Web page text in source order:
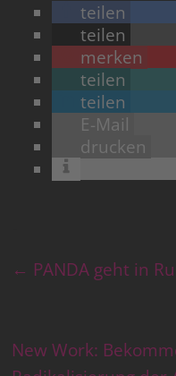
teilen
teilen
merken
teilen
teilen
E-Mail
drucken
← PANDA geht in
New Work: